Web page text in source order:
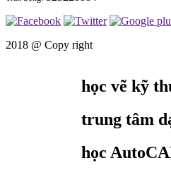
2018 @ Copy right
học vẽ kỹ
trung tâm
học